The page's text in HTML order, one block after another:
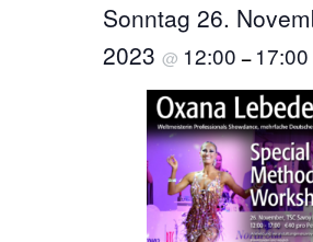
Sonntag 26.
2023 @ 12:00– 17:00